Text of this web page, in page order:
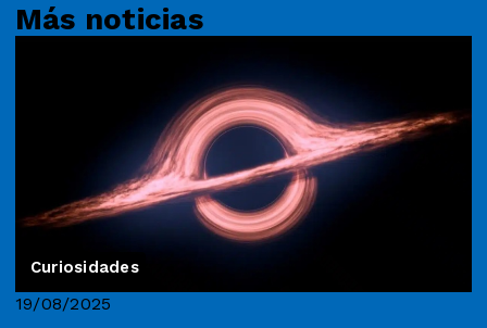
Más noticias
Curiosidades
19/08/2025